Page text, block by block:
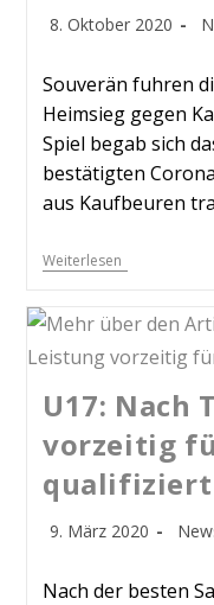
8. Oktober 2020
Souverän fuhren
Heimsieg gegen
Spiel begab sich
bestätigten
aus Kaufbeuren
Weiterlesen
U17: Nach
vorzeitig
qualifiziert
9. März 2020
Nach der besten